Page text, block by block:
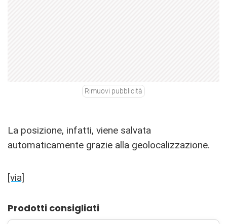
Rimuovi pubblicità
La posizione, infatti, viene salvata
automaticamente grazie alla geolocalizzazione.
[via]
Prodotti consigliati